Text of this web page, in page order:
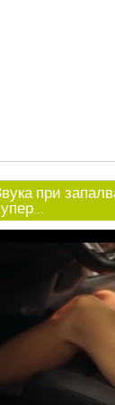
при